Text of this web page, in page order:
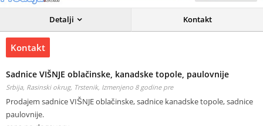
Detalji Kontakt
Kontakt
Sadnice VIŠNJE oblačinske, kanadske topole, paulovnije
Srbija, Rasinski okrug, Trstenik, Izmenjeno 8 godine pre
Prodajem sadnice VIŠNJE oblačinske, sadnice kanadske topole, sadnice
paulovnije.